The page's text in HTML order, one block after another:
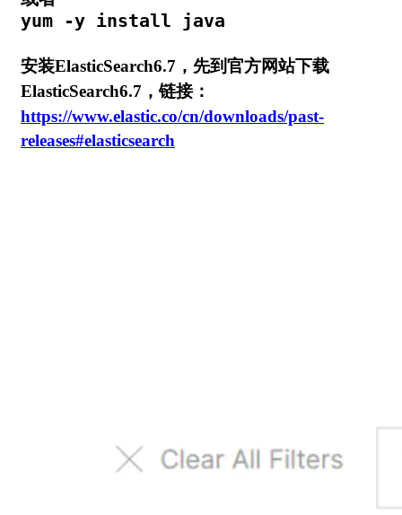
安装ElasticSearch6.7，先到官方网站下载
ElasticSearch6.7，链接：
https://www.elastic.co/cn/downloads/past-
releases#elasticsearch